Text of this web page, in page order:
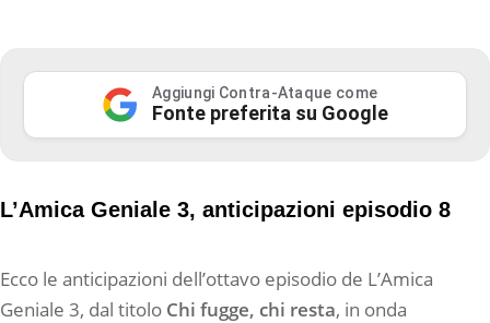
Aggiungi Contra-Ataque come
Fonte preferita su Google
L’Amica Geniale 3, anticipazioni episodio 8
Ecco le anticipazioni dell’ottavo episodio de L’Amica
Geniale 3, dal titolo Chi fugge, chi resta, in onda